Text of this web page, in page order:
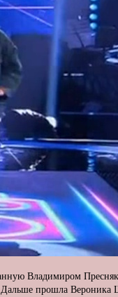
Владимиром
Дальше прошла